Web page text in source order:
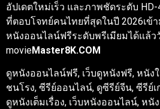
อัปเดตใหม่เร็ว และภาพชัดระดับ HD-
ที่ตอบโจทย์คนไทยที่สุดในปี 2026เข้
หนังออนไลน์ฟรีระดับพรีเมียมได้แล้ว
movieMaster8K.COM
ดูหนังออนไลน์ฟรี, เว็บดูหนังฟรี, หนัง
ชนโรง, ซีรีย์ออนไลน์, ดูซีรีย์จีน, ซีรีย์
ดูหนังเต็มเรื่อง, เว็บหนังออนไลน์, หนั